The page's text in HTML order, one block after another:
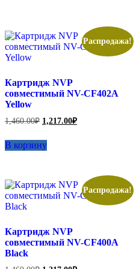
Распродажа!
Картридж NVP
совместимый NV-CF402A
Yellow
1,460.00₽ Первоначальная
составляла
1,460.00₽.
1,217.00₽Текущая
В корзину
Распродажа!
Картридж NVP
совместимый NV-CF400A
Black